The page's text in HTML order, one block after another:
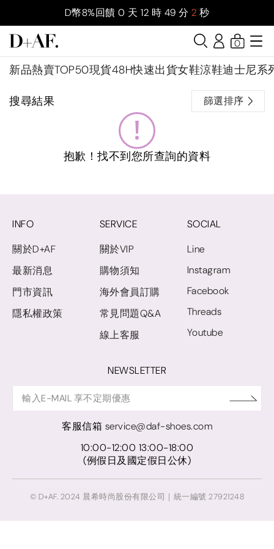
D幣8%回饋 0 天 12 時 49 分 1 秒
新品熱賣TOP50現貨48H快速出貨女鞋涼鞋迪士尼系
0
搜尋結果 篩選排序
抱歉！找不到您所查詢的資料
INFO
關於D+AF
最新消息
門市資訊
隱私權政策
SERVICE
關於VIP
購物須知
海外會員訂購
常見問題Q&A
線上客服
SOCIAL
Line
Instagram
Facebook
Threads
Youtube
NEWSLETTER
客服信箱 service@daf-shoes.com
10:00-12:00 13:00-18:00
(例假日及國定假日公休)
© D+AF. 2024 晨希時尚股份有限公司｜統一編號 27921248